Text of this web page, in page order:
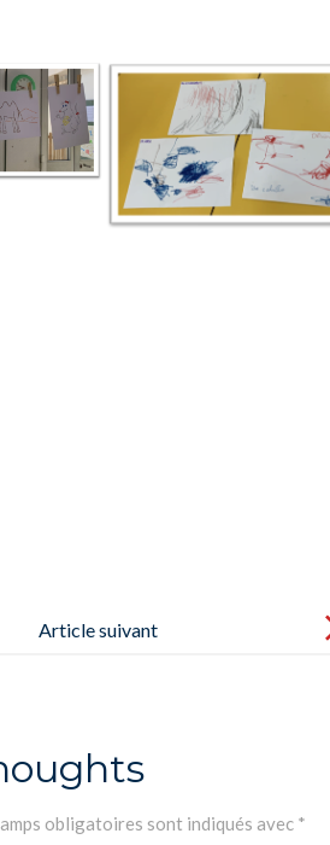
Article suivant
obligatoires sont indiqués avec *